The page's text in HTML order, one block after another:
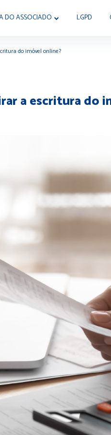
DO ASSOCIADO LGPD
do imóvel online?
a escritura do